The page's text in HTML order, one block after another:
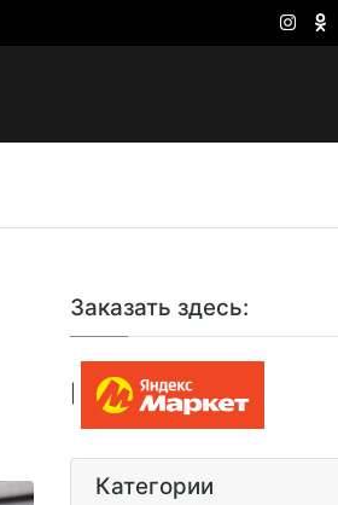
Заказать здесь:
Категории